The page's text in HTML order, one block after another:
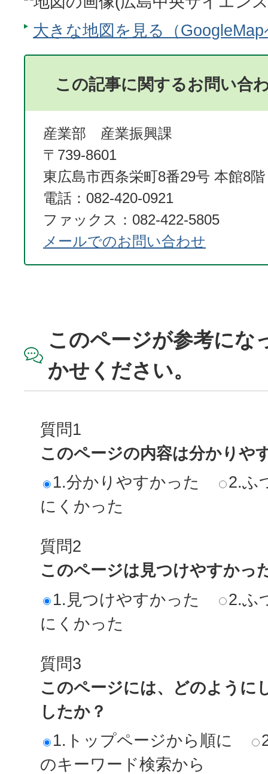
大きな地図を見る（
この記事に関するお問い合
産業部 産業振興課
〒739-8601
東広島市西条栄町8番29号 本館8階
電話：082-420-0921
ファックス：082-422-5805
メールでのお問い合わせ
このページが参考にな
かせください。
質問1
このページの内容は分かりや
1.分かりやすかった
2.ふ
にくかった
質問2
このページは見つけやすかっ
1.見つけやすかった
2.ふ
にくかった
質問3
このページには、どのように
したか？
1.トップページから順に
のキーワード検索から